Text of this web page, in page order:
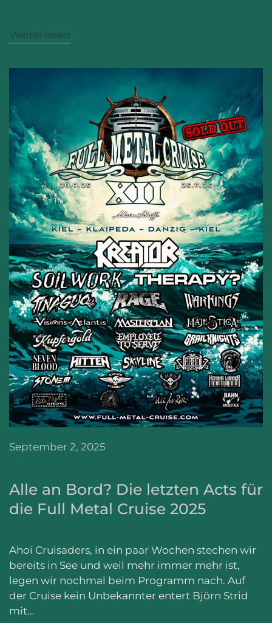
Weiterlesen
September 2, 2025
Alle an Bord? Die letzten Acts für
die Full Metal Cruise 2025
Ahoi Cruisaders, in ein paar Wochen stechen wir
bereits in See und weil mehr immer mehr ist,
legen wir nochmal beim Programm nach. Auf
der Cruise kein Unbekannter entert Björn Strid
mit...